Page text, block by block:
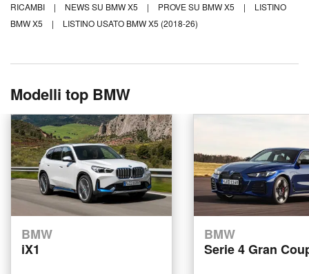
RICAMBI
| NEWS SU BMW X5 | PROVE SU BMW X5 |
LISTINO
BMW X5
| LISTINO USATO BMW X5 (2018-26)
Modelli top BMW
BMW
iX1
BMW
Serie 4 Gran